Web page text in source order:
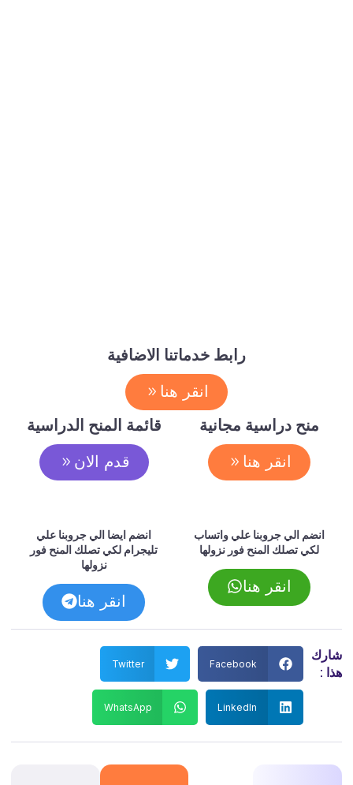
رابط خدماتنا الاضافية
انقر هنا
منح دراسية مجانية
انقر هنا
قائمة المنح الدراسية
قدم الان
انضم الي جروبنا علي واتساب
لكي تصلك المنح فور نزولها
انقر هنا
انضم ايضا الي جروبنا علي
تليجرام لكي تصلك المنح فور
نزولها
انقر هنا
شارك
هذا :
Facebook
Twitter
LinkedIn
WhatsApp